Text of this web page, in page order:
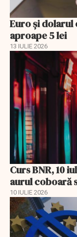
Euro și dolarul
aproape 5 lei
13 IULIE 2026
Curs BNR, 10
aurul coboară
10 IULIE 2026